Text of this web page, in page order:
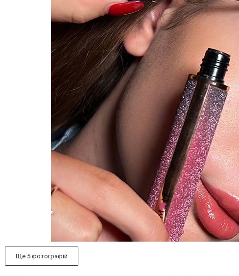
Ще 5 фотографій